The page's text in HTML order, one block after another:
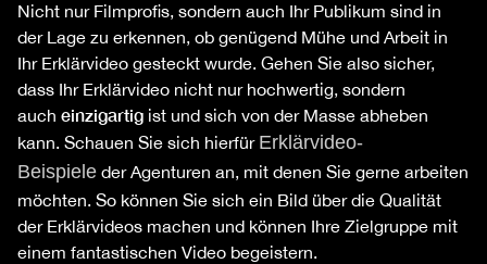
Nicht nur Filmprofis, sondern auch Ihr Publikum sind in
der Lage zu erkennen, ob genügend Mühe und Arbeit in
Ihr Erklärvideo gesteckt wurde. Gehen Sie also sicher,
dass Ihr Erklärvideo nicht nur hochwertig, sondern
auch einzigartig ist und sich von der Masse abheben
kann. Schauen Sie sich hierfür Erklärvideo-
Beispiele der Agenturen an, mit denen Sie gerne arbeiten
möchten. So können Sie sich ein Bild über die Qualität
der Erklärvideos machen und können Ihre Zielgruppe mit
einem fantastischen Video begeistern.